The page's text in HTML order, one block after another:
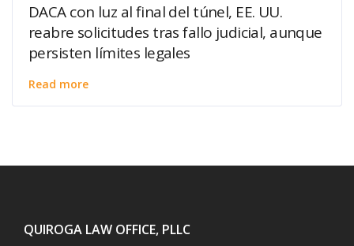
DACA con luz al final del túnel, EE. UU.
reabre solicitudes tras fallo judicial, aunque
persisten límites legales
Read more
QUIROGA LAW OFFICE, PLLC